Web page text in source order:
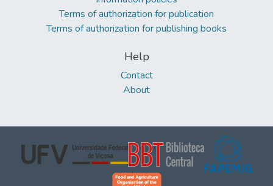
Terms of authorization for publication
Terms of authorization for publishing books
Help
Contact
About